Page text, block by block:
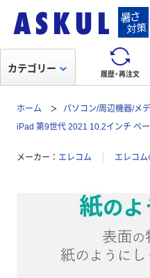
履歴・再注文
カテゴリー
ホーム パソコン/周辺機器/メ
iPad 第9世代 2021 10.2インチ ペ
メーカー エレコム エレコ